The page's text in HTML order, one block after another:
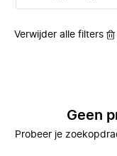
Verwijder alle filters
Geen
Probeer je